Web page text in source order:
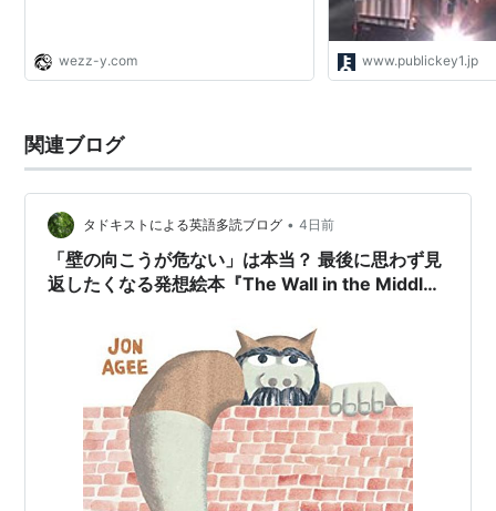
wezz-y.com www.publickey1.jp
関連ブログ
タドキストによる英語多読ブログ • 4日前
「壁の向こうが危ない」は本当？ 最後に思わず見
返したくなる発想絵本『The Wall in the Middle